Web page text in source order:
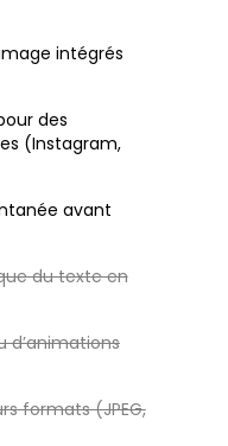
intégrés
des
(Instagram,
avant
du texte en
d’animations
formats (JPEG,